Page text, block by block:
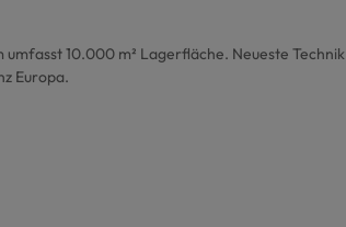
10.000 m² Lagerfläche. Neueste Technik
Europa.